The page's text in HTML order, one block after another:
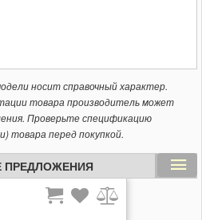
носит справочный характер.
товара производитель может
Проверьте спецификацию
товара перед покупкой.